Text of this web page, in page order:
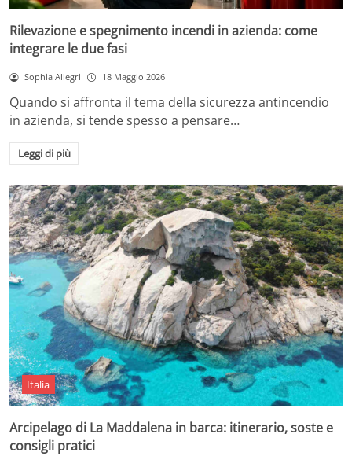
Rilevazione e spegnimento incendi in azienda: come
integrare le due fasi
Sophia Allegri 18 Maggio 2026
Quando si affronta il tema della sicurezza antincendio
in azienda, si tende spesso a pensare…
Leggi di più
Italia
Arcipelago di La Maddalena in barca: itinerario, soste e
consigli pratici